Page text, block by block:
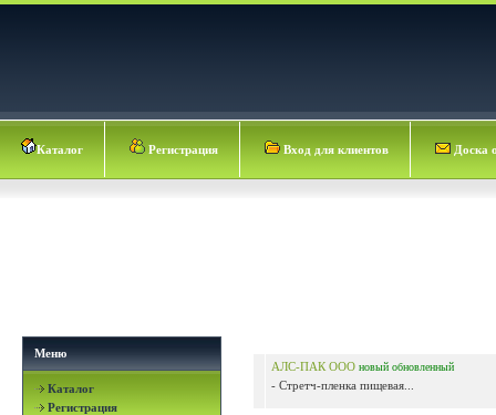
Каталог Регистрация Вход для клиентов Доска
Меню
Каталог
Регистрация
АЛС-ПАК ООО новый обновленный
- Стретч-пленка пищевая...